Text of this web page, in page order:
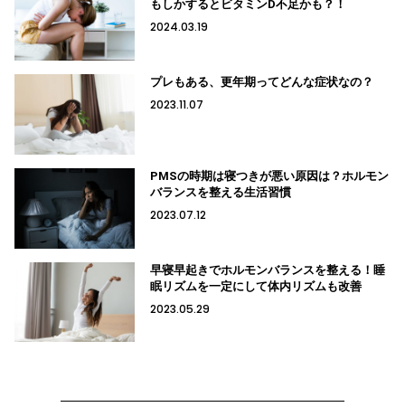
もしかするとビタミンD不足かも？！
2024.03.19
プレもある、更年期ってどんな症状なの？
2023.11.07
PMSの時期は寝つきが悪い原因は？ホルモン
バランスを整える生活習慣
2023.07.12
早寝早起きでホルモンバランスを整える！睡
眠リズムを一定にして体内リズムも改善
2023.05.29